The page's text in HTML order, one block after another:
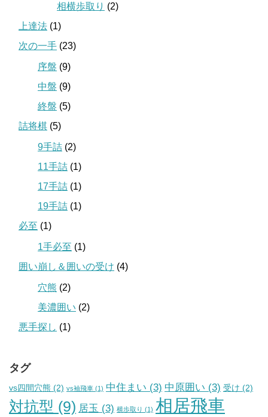
相横歩取り (2)
上達法 (1)
次の一手 (23)
序盤 (9)
中盤 (9)
終盤 (5)
詰将棋 (5)
9手詰 (2)
11手詰 (1)
17手詰 (1)
19手詰 (1)
必至 (1)
1手必至 (1)
囲い崩し＆囲いの受け (4)
穴熊 (2)
美濃囲い (2)
悪手探し (1)
タグ
vs四間穴熊 (2) vs袖飛車 (1) 中住まい (3) 中原囲い (3) 受け (2)
対抗型 (9) 居玉 (3) 横歩取り (1) 相居飛車